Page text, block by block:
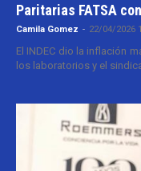
Paritarias FATSA
Camila Gomez - 22/04/2026
El INDEC dio la inflación
los laboratorios y el